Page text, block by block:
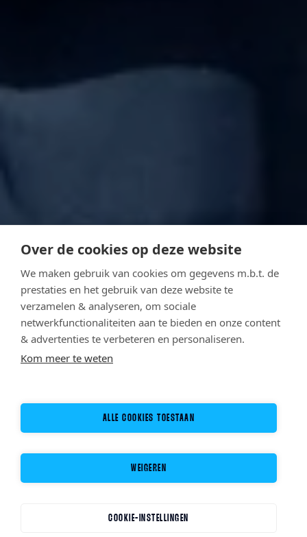
Over de cookies op deze website
We maken gebruik van cookies om gegevens m.b.t. de
prestaties en het gebruik van deze website te
verzamelen & analyseren, om sociale
netwerkfunctionaliteiten aan te bieden en onze content
& advertenties te verbeteren en personaliseren.
Kom meer te weten
ALLE COOKIES TOESTAAN
WEIGEREN
COOKIE-INSTELLINGEN